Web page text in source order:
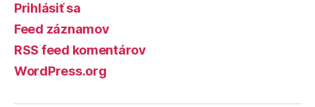
Prihlásiť sa
Feed záznamov
RSS feed komentárov
WordPress.org